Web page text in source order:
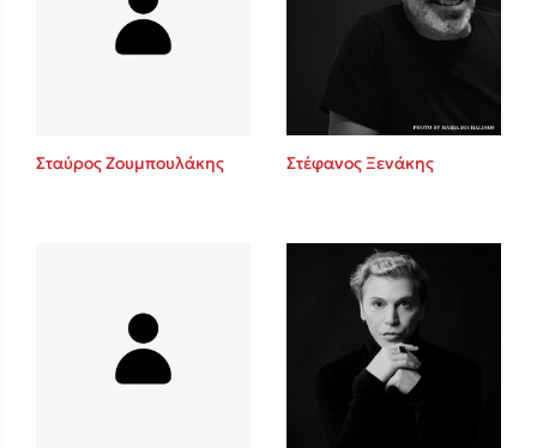
Mel Robbins
Η μέθοδος Αφήστε τους
Σταύρος Ζουμπουλάκης Στέφανος Ξενάκης